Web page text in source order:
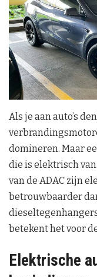
Als je aan auto’s
domineren. Maar
die is elektrisch
van de ADAC zijn
betrouwbaarder
betekent het voor
Elektrische